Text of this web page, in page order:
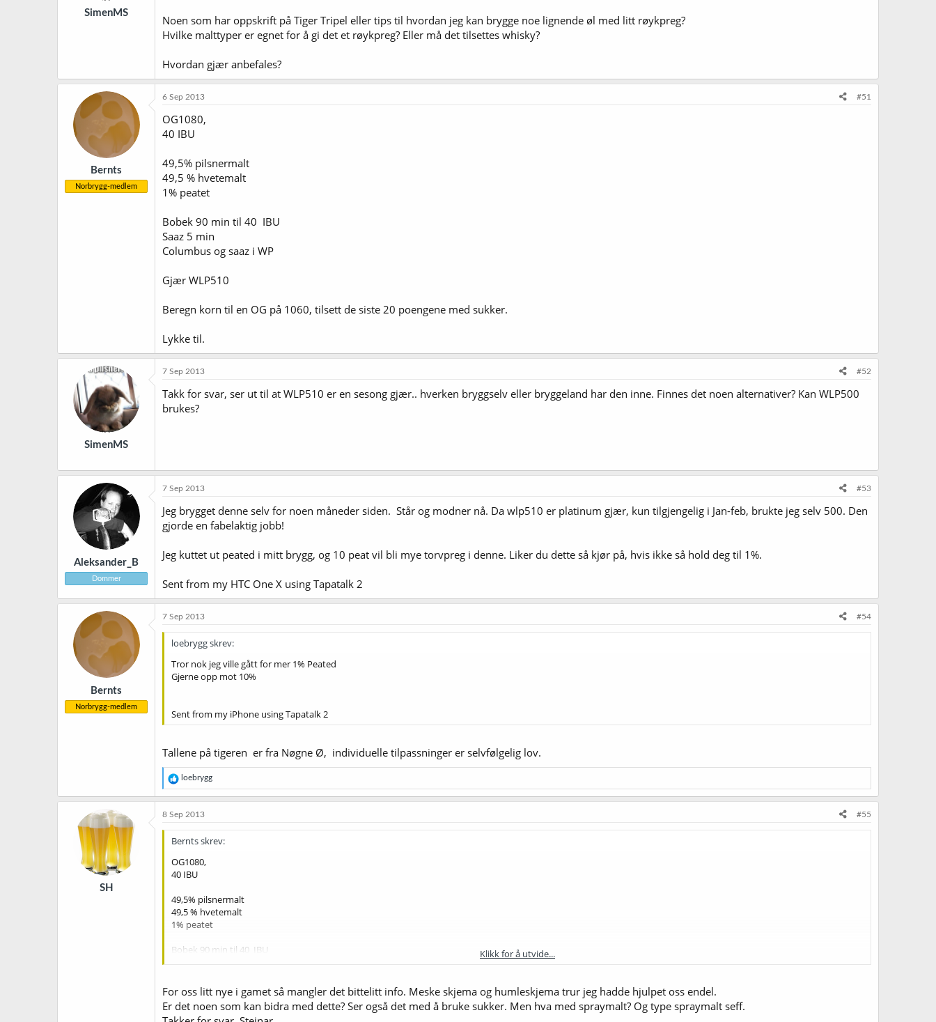
SimenMS
Noen som har oppskrift på Tiger Tripel eller tips til hvordan jeg kan brygge noe lignende øl med litt røykpreg?
Hvilke malttyper er egnet for å gi det et røykpreg? Eller må det tilsettes whisky?
Hvordan gjær anbefales?
Bernts
Norbrygg-medlem
6 Sep 2013 #51
OG1080,
40 IBU
49,5% pilsnermalt
49,5 % hvetemalt
1% peatet
Bobek 90 min til 40 IBU
Saaz 5 min
Columbus og saaz i WP
Gjær WLP510
Beregn korn til en OG på 1060, tilsett de siste 20 poengene med sukker.
Lykke til.
SimenMS
7 Sep 2013 #52
Takk for svar, ser ut til at WLP510 er en sesong gjær.. hverken bryggselv eller bryggeland har den inne. Finnes det noen alternativer? Kan WLP500
brukes?
Aleksander_B
Dommer
7 Sep 2013 #53
Jeg brygget denne selv for noen måneder siden. Står og modner nå. Da wlp510 er platinum gjær, kun tilgjengelig i Jan-feb, brukte jeg selv 500. Den
gjorde en fabelaktig jobb!
Jeg kuttet ut peated i mitt brygg, og 10 peat vil bli mye torvpreg i denne. Liker du dette så kjør på, hvis ikke så hold deg til 1%.
Sent from my HTC One X using Tapatalk 2
Bernts
Norbrygg-medlem
7 Sep 2013 #54
loebrygg skrev:
Tror nok jeg ville gått for mer 1% Peated
Gjerne opp mot 10%
Sent from my iPhone using Tapatalk 2
Tallene på tigeren er fra Nøgne Ø, individuelle tilpassninger er selvfølgelig lov.
R
e
a
j
o
e
r
loebrygg
SH
8 Sep 2013 #55
Bernts skrev:
OG1080,
40 IBU
49,5% pilsnermalt
49,5 % hvetemalt
1% peatet
Bobek 90 min til 40 IBU
Gjær WLP510
Klikk for å utvide...
For oss litt nye i gamet så mangler det bittelitt info. Meske skjema og humleskjema trur jeg hadde hjulpet oss endel.
Er det noen som kan bidra med dette? Ser også det med å bruke sukker. Men hva med spraymalt? Og type spraymalt seff.